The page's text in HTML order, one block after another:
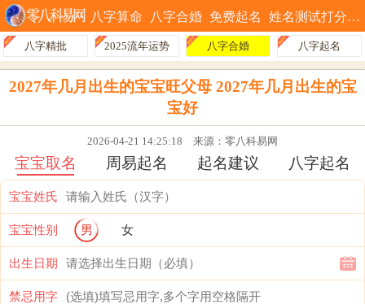
八字算命 八字合婚 免费起名 姓名测试打分
八字精批 2025流年运势 八字合婚 八字起名
2027年几月出生的宝宝旺父母 2027年几月出生的宝
宝好
2026-04-21 14:25:18 来源：零八科易网
宝宝取名 周易起名 起名建议 八字起名
宝宝姓氏
宝宝性别 男 女
出生日期
禁忌用字